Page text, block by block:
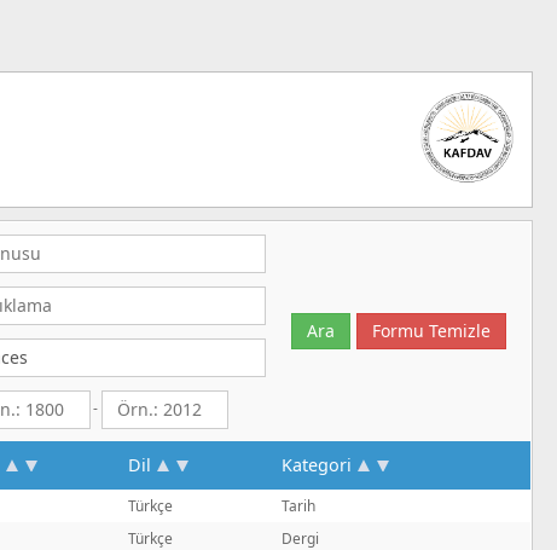
-
Dil Kategori
Türkçe
Tarih
Türkçe
Dergi